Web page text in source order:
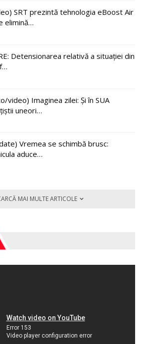
SRT prezintă tehnologia eBoost Air
elimină…
Detensionarea relativă a situației din
video) Imaginea zilei: Și în SUA
uneori…
Vremea se schimbă brusc:
aduce…
MAI MULTE ARTICOLE